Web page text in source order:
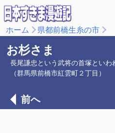
ホーム 県都前橋生糸の市
お杉さま
長尾謙忠という武将の首塚といわ
（群馬県前橋市紅雲町２丁目）
前へ